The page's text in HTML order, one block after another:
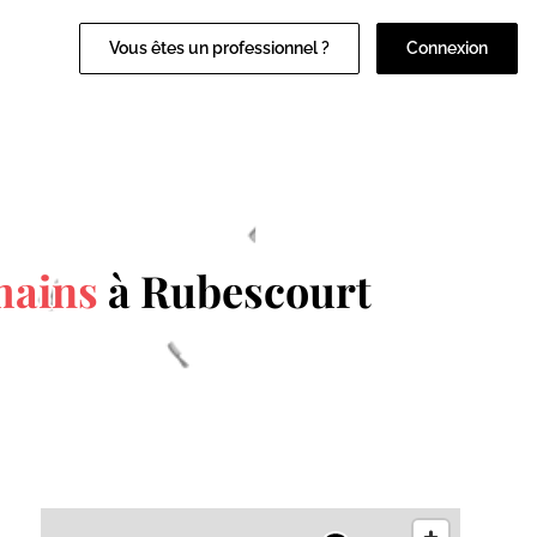
Vous êtes un professionnel ? Connexion
à Rubescourt